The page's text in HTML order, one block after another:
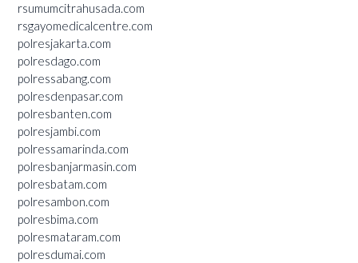
rsumumcitrahusada.com
rsgayomedicalcentre.com
polresjakarta.com
polresdago.com
polressabang.com
polresdenpasar.com
polresbanten.com
polresjambi.com
polressamarinda.com
polresbanjarmasin.com
polresbatam.com
polresambon.com
polresbima.com
polresmataram.com
polresdumai.com